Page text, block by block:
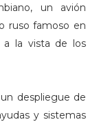
un avión
ruso famoso en
a la vista de los
despliegue de
y sistemas